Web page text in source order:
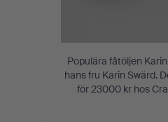
Populära fåtöljen
hans fru Karin Swärd.
för 23000 kr hos